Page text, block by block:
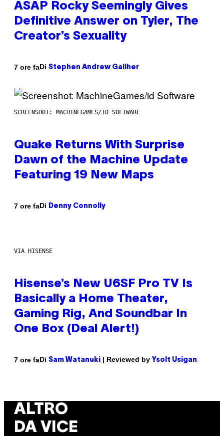
ASAP Rocky Seemingly Gives
Definitive Answer on Tyler, The
Creator’s Sexuality
7 ore faDi Stephen Andrew Galiher
SCREENSHOT: MACHINEGAMES/ID SOFTWARE
Quake Returns With Surprise
Dawn of the Machine Update
Featuring 19 New Maps
7 ore faDi Denny Connolly
VIA HISENSE
Hisense’s New U6SF Pro TV Is
Basically a Home Theater,
Gaming Rig, And Soundbar In
One Box (Deal Alert!)
7 ore faDi Sam Watanuki | Reviewed by Ysolt Usigan
ALTRO
DA VICE